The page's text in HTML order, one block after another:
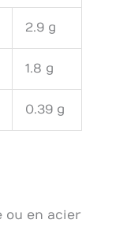
2.9 g
1.8 g
0.39 g
ou en acier